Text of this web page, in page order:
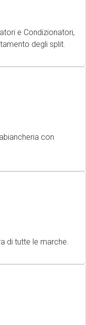
e Condizionatori,
degli split.
con
di tutte le marche.